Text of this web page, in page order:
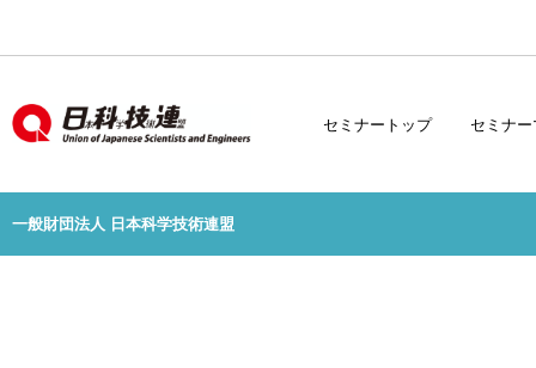
セミナートップ セミナ
一般財団法人 日本科学技術連盟